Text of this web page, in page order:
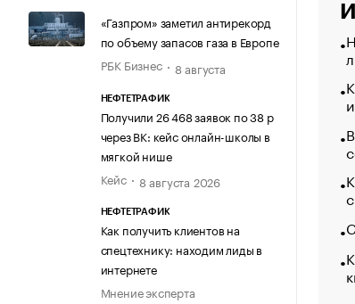
«Газпром» заметил антирекорд
по объему запасов газа в Европе
РБК Бизнес
8 августа
НЕФТЕТРАФИК
Получили 26 468 заявок по 38 р
через ВК: кейс онлайн-школы в
мягкой нише
Кейс
8 августа 2026
НЕФТЕТРАФИК
Как получить клиентов на
спецтехнику: находим лиды в
интернете
Мнение эксперта